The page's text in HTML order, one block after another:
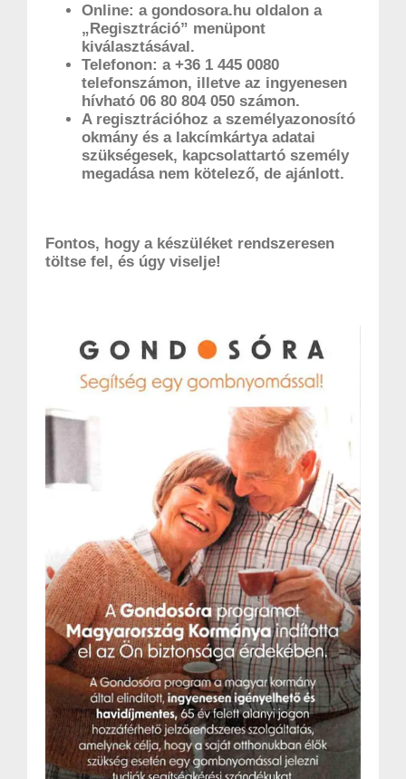
Online: a gondosora.hu oldalon a
„Regisztráció” menüpont
kiválasztásával.
Telefonon: a +36 1 445 0080
telefonszámon, illetve az ingyenesen
hívható 06 80 804 050 számon.
A regisztrációhoz a személyazonosító
okmány és a lakcímkártya adatai
szükségesek, kapcsolattartó személy
megadása nem kötelező, de ajánlott.
Fontos, hogy a készüléket rendszeresen
töltse fel, és úgy viselje!